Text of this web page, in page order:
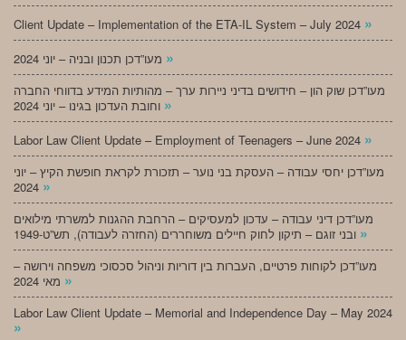
Client Update – Implementation of the ETA-IL System – July 2024 »
»
מעו”דכן שוק הון – חידושים בדיני ניירות ערך – מהותיות המידע בדווחי החברה
»
Labor Law Client Update – Employment of Teenagers – June 2024 »
מעו”דכן יחסי עבודה – העסקת בני נוער – תזכורת לקראת חופשת הקיץ – יוני
»
מעו”דכן דיני עבודה – עדכון למעסיקים – הרחבת ההגנות למשרתי מילואים
»
מעו”דכן לקוחות פרטיים, העברות בין דוריות וניהול סכסוכי משפחה וירושה –
»
Labor Law Client Update – Memorial and Independence Day – May 2024
»